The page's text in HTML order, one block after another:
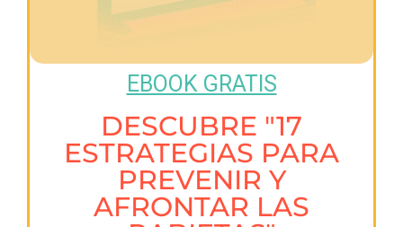
EBOOK GRATIS
DESCUBRE "17
ESTRATEGIAS PARA
PREVENIR Y
AFRONTAR LAS